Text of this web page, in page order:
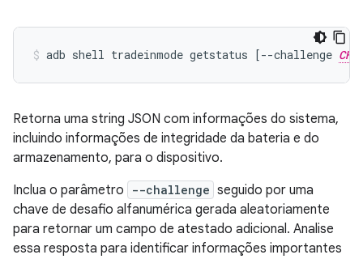
adb shell tradeinmode getstatus [--challenge
Retorna uma string JSON com informações do sistema,
incluindo informações de integridade da bateria e do
armazenamento, para o dispositivo.
Inclua o parâmetro
--challenge seguido por uma
chave de desafio alfanumérica gerada aleatoriamente
para retornar um campo de atestado adicional. Analise
essa resposta para identificar informações importantes